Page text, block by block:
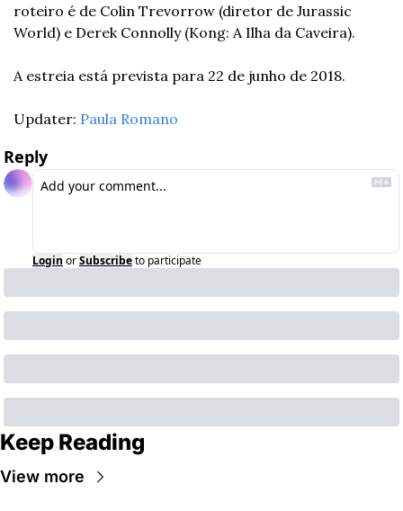
roteiro é de Colin Trevorrow (diretor de Jurassic
World) e Derek Connolly (Kong: A Ilha da Caveira).
A estreia está prevista para 22 de junho de 2018.
Updater: Paula Romano
Reply
Login orSubscribeto participate
Keep Reading
View more